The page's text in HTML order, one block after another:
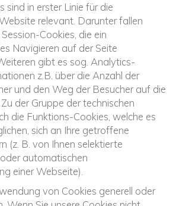
sind in erster Linie für die
relevant. Darunter fallen
Cookies, die ein
Navigieren auf der Seite
gibt es sog. Analytics-
z.B. über die Anzahl der
und den Weg der Besucher auf die
der Gruppe der technischen
die Funktions-Cookies, welche es
sich an Ihre getroffene
(z. B. von Ihnen selektierte
automatischen
einer Webseite).
von Cookies generell oder